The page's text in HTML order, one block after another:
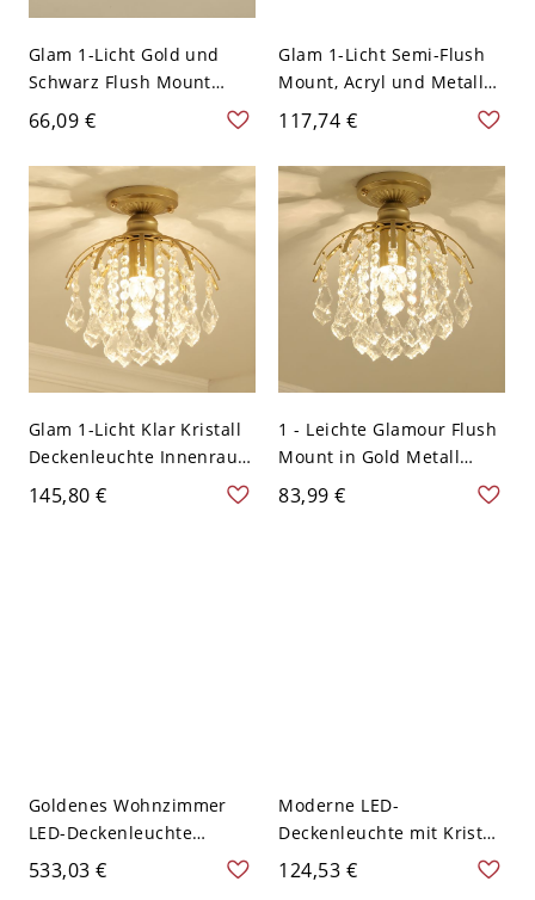
Glam 1-Licht Gold und
Schwarz Flush Mount
Licht mit klarem
Glasschirm - 110V-120V
17,78 cm
66,09 €
Glam 1-Licht Semi-Flush
Mount, Acryl und Metall
Semi-Flush in Gold - 110V-
120V 31,75 cm
117,74 €
Glam 1-Licht Klar Kristall
Deckenleuchte Innenraum
Flushmount in Gold -
110V-120V 29,21 cm
145,80 €
1 - Leichte Glamour Flush
Mount in Gold Metall
Deckenhalterung mit
hängenden Kristallen -
83,99 €
Goldenes Wohnzimmer
LED-Deckenleuchte
Moderne Deckenleuchte
mit hängenden Kristallen
533,03 €
Moderne LED-
Deckenleuchte mit Kristall
und Glasabdeckung -
Dunkelgolden 110V-120V
124,53 €